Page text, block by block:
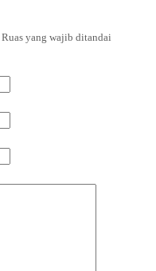
Ruas yang wajib ditandai